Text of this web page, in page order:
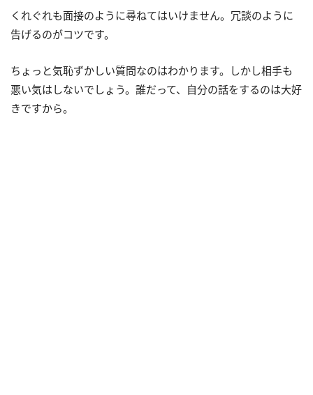
くれぐれも面接のように尋ねてはいけません。冗談のように
告げるのがコツです。
ちょっと気恥ずかしい質問なのはわかります。しかし相手も
悪い気はしないでしょう。誰だって、自分の話をするのは大好
きですから。